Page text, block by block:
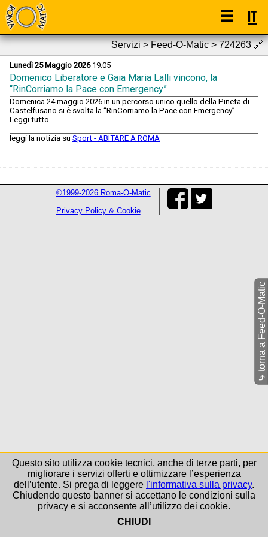
☰ IT
Servizi > Feed-O-Matic > 724263🔗
Lunedì 25 Maggio 202619:05
Domenico Liberatore e Gaia Maria Lalli vincono, la
“RinCorriamo la Pace con Emergency”
Domenica 24 maggio 2026 in un percorso unico quello della Pineta di
Castelfusano si è svolta la “RinCorriamo la Pace con Emergency”....
Leggi tutto...
leggi la notizia su Sport - ABITARE A ROMA
⤷
torna a Feed-O-Matic
©1999-2026 Roma-O-Matic
Privacy Policy & Cookie
Questo sito utilizza cookie tecnici, anche di terze parti, per
migliorare i servizi offerti e ottimizzare l’esperienza
dell’utente. Si prega di leggere l'informativa sulla privacy.
Chiudendo questo banner si accettano le condizioni sulla
privacy e si acconsente all’utilizzo dei cookie.
CHIUDI